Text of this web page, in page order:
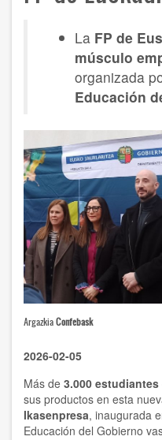
La FP de
músculo
organizada
Educación
ArgazkiaConfebask
2026-02-05
Más de 3.000 estudiantes
sus productos en esta
Ikasenpresa, inaugurada
Educación del Gobierno